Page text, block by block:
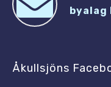
byalag
Åkullsjöns